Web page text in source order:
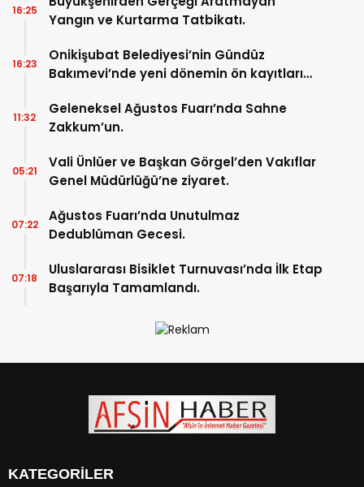
Yangın ve Kurtarma Tatbikatı.
16:25
Onikişubat Belediyesi’nin Gündüz
Bakımevi’nde yeni dönemin ön kayıtları
16:23
Geleneksel Ağustos Fuarı’nda Sahne
Zakkum’un.
11:32
Vali Ünlüer ve Başkan Görgel’den Vakıflar
Genel Müdürlüğü’ne ziyaret.
05:21
Ağustos Fuarı’nda Unutulmaz
Dedublüman Gecesi.
07:22
Uluslararası Bisiklet Turnuvası’nda İlk Etap
Başarıyla Tamamlandı.
07:18
KATEGORİLER